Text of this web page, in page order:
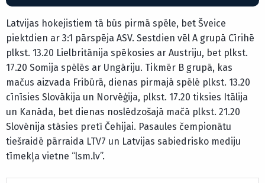
Latvijas hokejistiem tā būs pirmā spēle, bet Šveice
piektdien ar 3:1 pārspēja ASV. Sestdien vēl A grupā Cīrihē
plkst. 13.20 Lielbritānija spēkosies ar Austriju, bet plkst.
17.20 Somija spēlēs ar Ungāriju. Tikmēr B grupā, kas
mačus aizvada Fribūrā, dienas pirmajā spēlē plkst. 13.20
cīnīsies Slovākija un Norvēģija, plkst. 17.20 tiksies Itālija
un Kanāda, bet dienas noslēdzošajā mačā plkst. 21.20
Slovēnija stāsies pretī Čehijai. Pasaules čempionātu
tiešraidē pārraida LTV7 un Latvijas sabiedrisko mediju
tīmekļa vietne “lsm.lv”.